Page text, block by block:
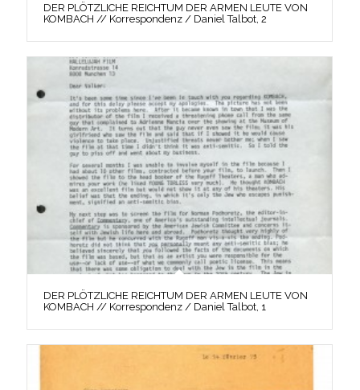
DER PLÖTZLICHE REICHTUM DER ARMEN LEUTE VON
KOMBACH // Korrespondenz / Daniel Talbot, 2
DER PLÖTZLICHE REICHTUM DER ARMEN LEUTE VON
KOMBACH // Korrespondenz / Daniel Talbot, 1